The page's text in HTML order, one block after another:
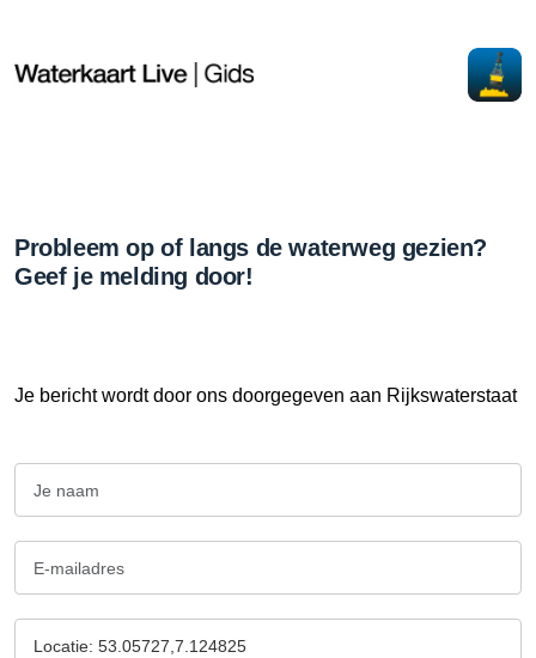
Probleem op of langs de waterweg gezien?
Geef je melding door!
Je bericht wordt door ons doorgegeven aan Rijkswaterstaat